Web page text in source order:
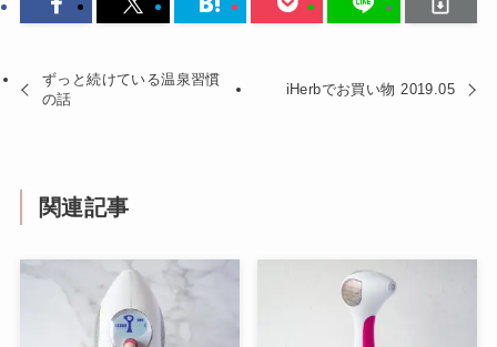
ずっと続けている温泉習慣
の話
iHerbでお買い物 2019.05
関連記事